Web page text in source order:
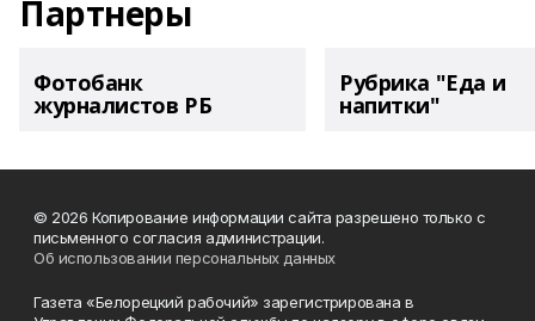
Партнеры
Фотобанк
журналистов РБ
Рубрика "Еда и
напитки"
© 2026 Копирование информации сайта разрешено только с
письменного согласия администрации.
Об использовании персональных данных
Газета «Белорецкий рабочий» зарегистрирована в